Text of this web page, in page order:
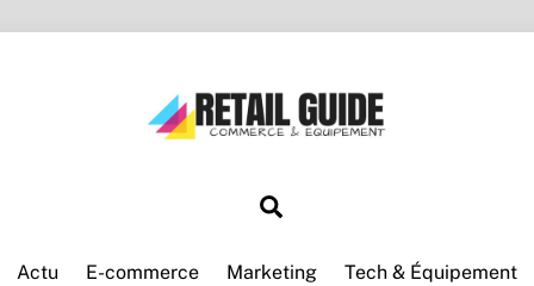
Actu E-commerce Marketing Tech & Équipement